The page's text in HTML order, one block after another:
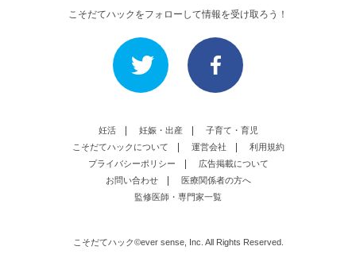
こそだてハックをフォローして情報を受け取ろう！
妊活 妊娠・出産
子育て・育児
こそだてハックについて
運営会社
利用規約
プライバシーポリシー
広告掲載について
お問い合わせ
医療関係者の方へ
監修医師・専門家一覧
こそだてハック©ever sense, Inc. All Rights Reserved.